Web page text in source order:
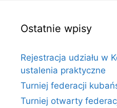
Ostatnie wpisy
Rejestracja udziału w
ustalenia praktyczne
Turniej federacji
Turniej otwarty